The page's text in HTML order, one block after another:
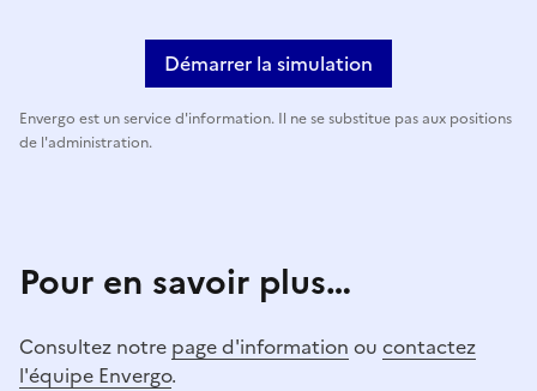
Démarrer la simulation
Envergo est un service d'information. Il ne se substitue pas aux positions
de l'administration.
Pour en savoir plus…
Consultez notre page d'information ou contactez
l'équipe Envergo.